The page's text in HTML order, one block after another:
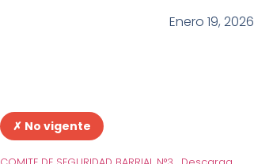
Enero 19, 2026
✗ No vigente